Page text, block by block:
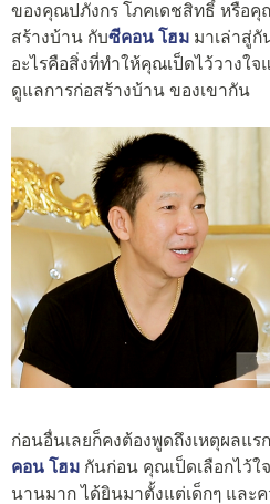
ของคุณปภังกร โภคเดชสิทธิ์ หรือคุ
สร้างบ้าน กับซีคอน โฮม มาเล่าสู่
อะไรคือสิ่งที่ทำให้คุณเป็ดไว้วางใจ
ดูแลการก่อสร้างบ้าน ของเขากัน
ก่อนอื่นเลยก็คงต้องพูดถึงเหตุผลแร
คอน โฮม กันก่อน คุณเป็ดเลือกไว้ใ
นานมาก ได้ยินมาตั้งแต่เด็กๆ และ